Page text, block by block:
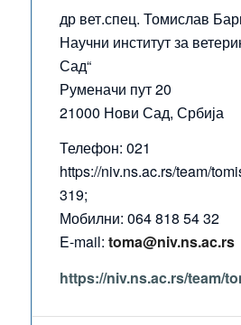
др вет.спец. Томислав
Научни институт за
Сад“
Руменачи пут 20
21000 Нови Сад, Србија
Телефон: 021
https://niv.ns.ac.rs/team/
319;
Мобилни: 064 818 54 32
E-mail: toma@niv.ns.ac.rs
https://niv.ns.ac.rs/team/